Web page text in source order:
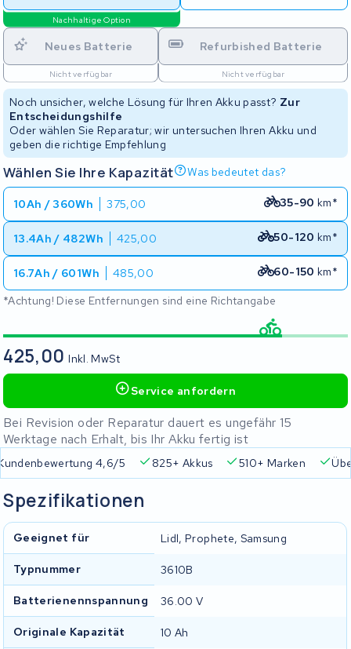
Nachhaltige Option
Neues Batterie
Nicht verfügbar
Refurbished Batterie
Nicht verfügbar
Noch unsicher, welche Lösung für Ihren Akku passt? Zur
Entscheidungshilfe
Oder wählen Sie Reparatur; wir untersuchen Ihren Akku und
geben die richtige Empfehlung
Wählen Sie Ihre Kapazität Was bedeutet das?
10Ah / 360Wh 375,00 35-90 km*
13.4Ah / 482Wh 425,00 50-120 km*
16.7Ah / 601Wh 485,00 60-150 km*
*Achtung! Diese Entfernungen sind eine Richtangabe
425,00Inkl. MwSt
Service anfordern
Bei Revision oder Reparatur dauert es ungefähr 15
Werktage nach Erhalt, bis Ihr Akku fertig ist
4,6/5 825+ Akkus 510+ Marken
Spezifikationen
Geeignet für Lidl, Prophete, Samsung
Typnummer 3610B
Batterienennspannung 36.00 V
Originale Kapazität 10 Ah